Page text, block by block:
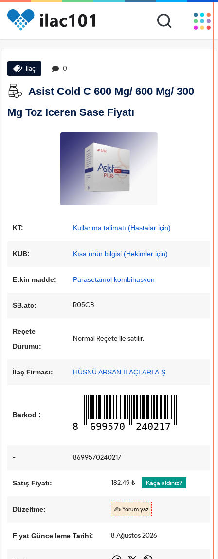
ilaç 0
Asist Cold C 600 Mg/ 600 Mg/ 300
Mg Toz Iceren Sase Fiyatı
KT: Kullanma talimatı (Hastalar için)
KUB: Kısa ürün bilgisi (Hekimler için)
Etkin madde: Parasetamol kombinasyon
SB.atc: R05CB
Reçete
Durumu:
Normal Reçete ile satılır.
İlaç Firması: HÜSNÜ ARSAN İLAÇLARI A.Ş.
Barkod :
8 699570 240217
- 8699570240217
Satış Fiyatı: 182.49 ₺ Kaça aldınız?
Düzeltme: ✍️ Yorum yaz
Fiyat Güncelleme Tarihi: 8 Ağustos 2026